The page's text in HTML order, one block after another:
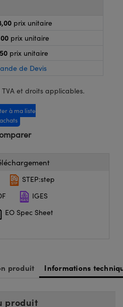
prix unitaire
prix unitaire
prix unitaire
de Devis
et droits applicables.
à ma liste
STEP:step
IGES
EO Spec Sheet
produit Informations
produit